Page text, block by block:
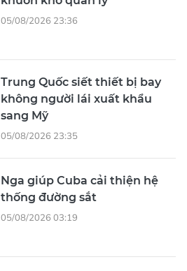
05/08/2026 23:36
Trung Quốc siết thiết bị bay
không người lái xuất khẩu
sang Mỹ
05/08/2026 23:35
Nga giúp Cuba cải thiện hệ
thống đường sắt
05/08/2026 03:19